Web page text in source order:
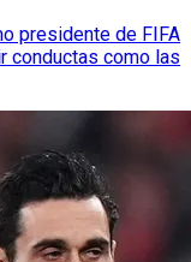
presidente de FIFA
conductas como las